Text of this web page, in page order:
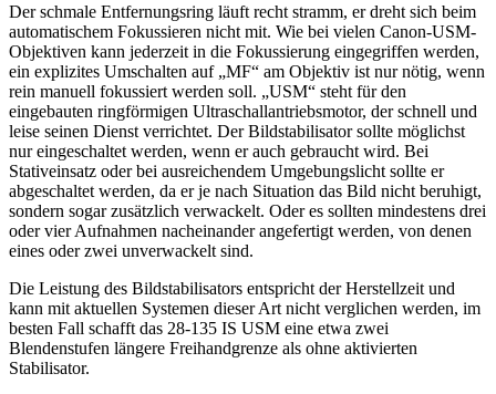
Der schmale Entfernungsring läuft recht stramm, er dreht sich beim
automatischem Fokussieren nicht mit. Wie bei vielen Canon-USM-
Objektiven kann jederzeit in die Fokussierung eingegriffen werden,
ein explizites Umschalten auf „MF“ am Objektiv ist nur nötig, wenn
rein manuell fokussiert werden soll. „USM“ steht für den
eingebauten ringförmigen Ultraschallantriebsmotor, der schnell und
leise seinen Dienst verrichtet. Der Bildstabilisator sollte möglichst
nur eingeschaltet werden, wenn er auch gebraucht wird. Bei
Stativeinsatz oder bei ausreichendem Umgebungslicht sollte er
abgeschaltet werden, da er je nach Situation das Bild nicht beruhigt,
sondern sogar zusätzlich verwackelt. Oder es sollten mindestens drei
oder vier Aufnahmen nacheinander angefertigt werden, von denen
eines oder zwei unverwackelt sind.
Die Leistung des Bildstabilisators entspricht der Herstellzeit und
kann mit aktuellen Systemen dieser Art nicht verglichen werden, im
besten Fall schafft das 28-135 IS USM eine etwa zwei
Blendenstufen längere Freihandgrenze als ohne aktivierten
Stabilisator.